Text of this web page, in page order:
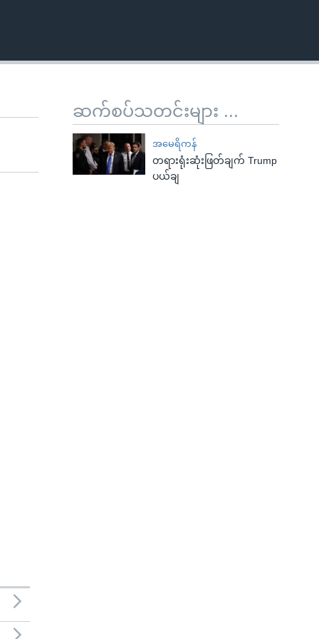
ဆက်စပ်သတင်းများ ...
အမေရိကန်
တရားရုံးဆုံးဖြတ်ချက် Trump
ပယ်ချ